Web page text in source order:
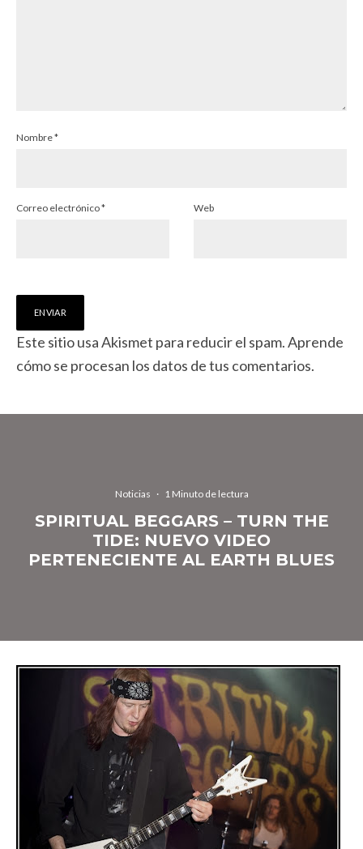
Nombre*
Correo electrónico* Web
Este sitio usa Akismet para reducir el spam.Aprende
cómo se procesan los datos de tus comentarios.
Noticias · 1 Minuto de lectura
SPIRITUAL BEGGARS – TURN THE
TIDE: NUEVO VIDEO
PERTENECIENTE AL EARTH BLUES